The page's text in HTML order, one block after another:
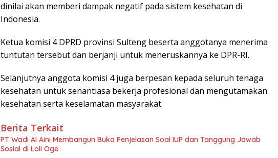
dinilai akan memberi dampak negatif pada sistem kesehatan di
Indonesia.
Ketua komisi 4 DPRD provinsi Sulteng beserta anggotanya menerima
tuntutan tersebut dan berjanji untuk meneruskannya ke DPR-RI.
Selanjutnya anggota komisi 4 juga berpesan kepada seluruh tenaga
kesehatan untuk senantiasa bekerja profesional dan mengutamakan
kesehatan serta keselamatan masyarakat.
Berita Terkait
PT Wadi Al Aini Membangun Buka Penjelasan Soal IUP dan Tanggung Jawab
Sosial di Loli Oge